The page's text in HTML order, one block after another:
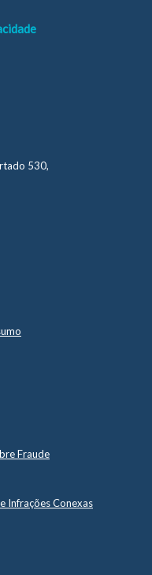
530,
Fraude
Infrações Conexas